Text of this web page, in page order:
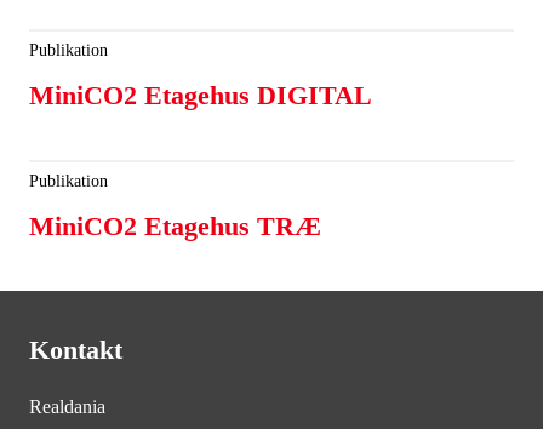
Publikation
MiniCO2 Etagehus DIGITAL
Publikation
MiniCO2 Etagehus TRÆ
Kontakt
Realdania